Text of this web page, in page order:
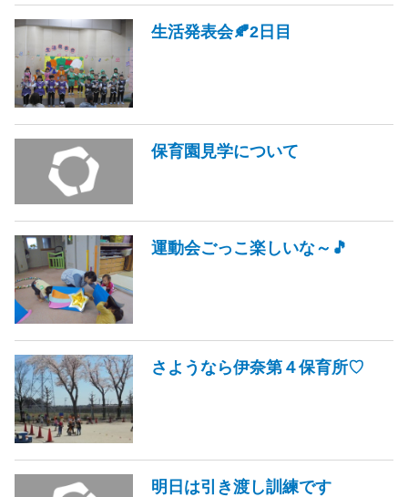
生活発表会🍂2日目
保育園見学について
運動会ごっこ楽しいな～🎵
さようなら伊奈第４保育所♡
明日は引き渡し訓練です